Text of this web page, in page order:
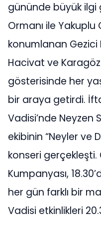
gününde büyük ilgi
Ormanı ile
konumlanan Gezici
Hacivat ve
gösterisinde her
bir araya getirdi.
Vadisi’nde Neyzen
ekibinin “Neyler ve
konseri gerçekleşti.
Kumpanyası,
her gün farklı bir
Vadisi etkinlikleri